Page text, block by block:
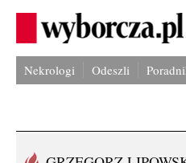
Nekrologi Odeszli